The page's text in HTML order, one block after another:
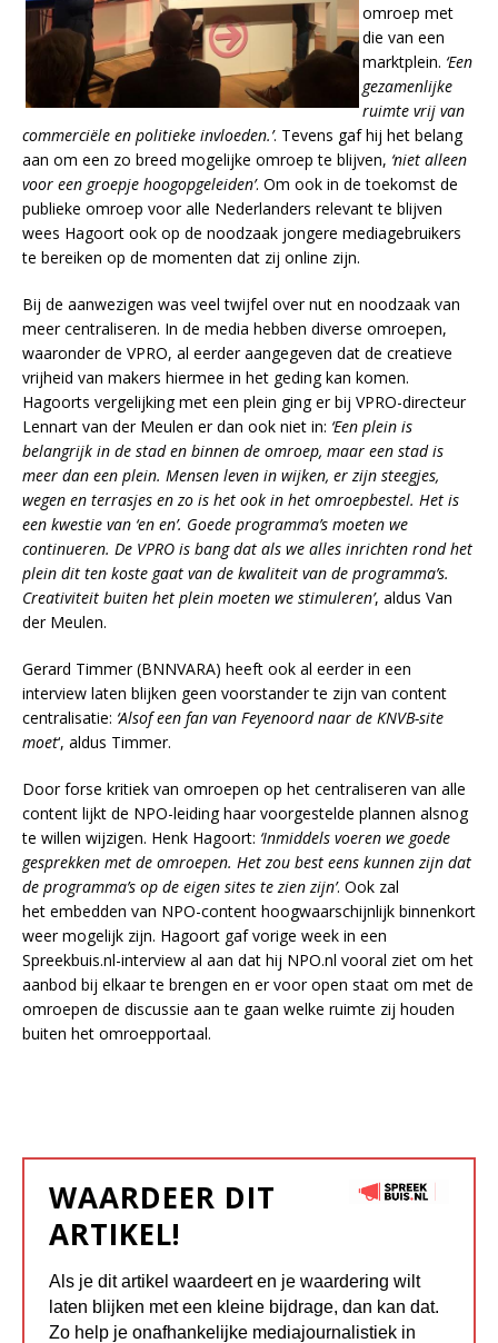
omroep met
die van een
marktplein. ‘Een
gezamenlijke
ruimte vrij van
commerciële en politieke invloeden.’. Tevens gaf hij het belang
aan om een zo breed mogelijke omroep te blijven, ‘niet alleen
voor een groepje hoogopgeleiden’. Om ook in de toekomst de
publieke omroep voor alle Nederlanders relevant te blijven
wees Hagoort ook op de noodzaak jongere mediagebruikers
te bereiken op de momenten dat zij online zijn.
Bij de aanwezigen was veel twijfel over nut en noodzaak van
meer centraliseren. In de media hebben diverse omroepen,
waaronder de VPRO, al eerder aangegeven dat de creatieve
vrijheid van makers hiermee in het geding kan komen.
Hagoorts vergelijking met een plein ging er bij VPRO-directeur
Lennart van der Meulen er dan ook niet in: ‘Een plein is
belangrijk in de stad en binnen de omroep, maar een stad is
meer dan een plein. Mensen leven in wijken, er zijn steegjes,
wegen en terrasjes en zo is het ook in het omroepbestel. Het is
een kwestie van ‘en en’. Goede programma’s moeten we
continueren. De VPRO is bang dat als we alles inrichten rond het
plein dit ten koste gaat van de kwaliteit van de programma’s.
Creativiteit buiten het plein moeten we stimuleren’, aldus Van
der Meulen.
Gerard Timmer (BNNVARA) heeft ook al eerder in een
interview laten blijken geen voorstander te zijn van content
centralisatie: ‘Alsof een fan van Feyenoord naar de KNVB-site
moet‘, aldus Timmer.
Door forse kritiek van omroepen op het centraliseren van alle
content lijkt de NPO-leiding haar voorgestelde plannen alsnog
te willen wijzigen. Henk Hagoort: ‘Inmiddels voeren we goede
gesprekken met de omroepen. Het zou best eens kunnen zijn dat
de programma’s op de eigen sites te zien zijn’. Ook zal
het embedden van NPO-content hoogwaarschijnlijk binnenkort
weer mogelijk zijn. Hagoort gaf vorige week in een
Spreekbuis.nl-interview al aan dat hij NPO.nl vooral ziet om het
aanbod bij elkaar te brengen en er voor open staat om met de
omroepen de discussie aan te gaan welke ruimte zij houden
buiten het omroepportaal.
WAARDEER DIT
ARTIKEL!
Als je dit artikel waardeert en je waardering wilt
laten blijken met een kleine bijdrage, dan kan dat.
Zo help je onafhankelijke mediajournalistiek in